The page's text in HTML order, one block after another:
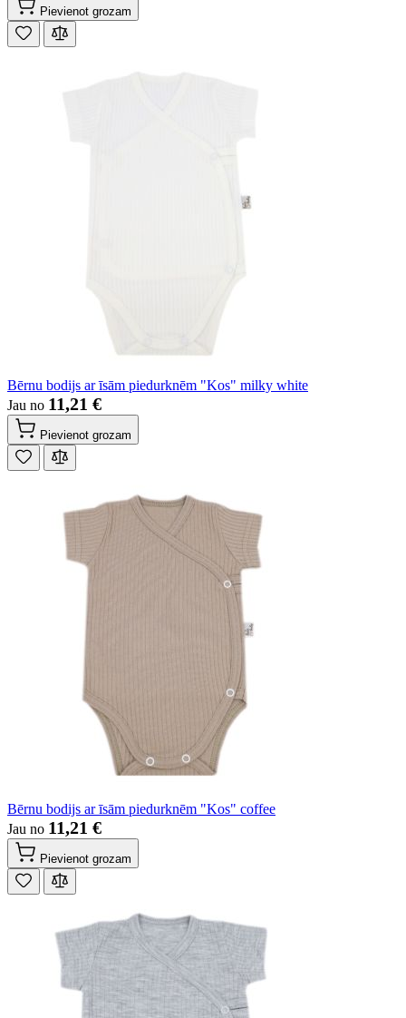
Pievienot grozam
Bērnu bodijs ar īsām piedurknēm "Kos" milky white
Jau no 11,21 €
Pievienot grozam
Bērnu bodijs ar īsām piedurknēm "Kos" coffee
Jau no 11,21 €
Pievienot grozam